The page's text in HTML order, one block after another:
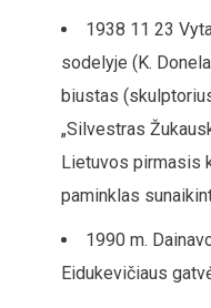
1938 11 23
sodelyje (K.
biustas
„Silvestras
Lietuvos pirmasis
paminklas
1990 m.
Eidukevičiaus